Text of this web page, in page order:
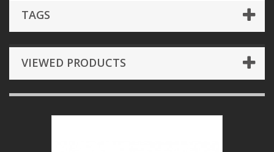
TAGS
VIEWED PRODUCTS